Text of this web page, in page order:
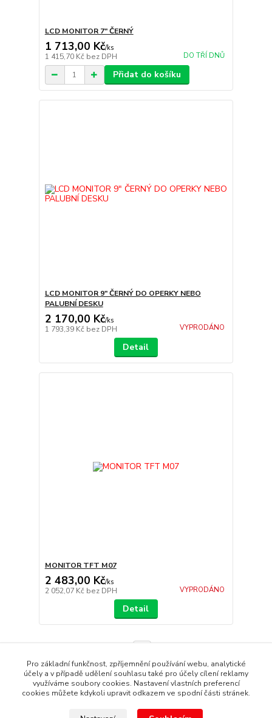
LCD MONITOR 7" ČERNÝ
1 713,00 Kč/ks
1 415,70 Kč bez DPH DO TŘÍ DNŮ
Přidat do košíku
LCD MONITOR 9" ČERNÝ DO OPERKY NEBO
PALUBNÍ DESKU
2 170,00 Kč/ks
1 793,39 Kč bez DPH VYPRODÁNO
Detail
MONITOR TFT M07
2 483,00 Kč/ks
2 052,07 Kč bez DPH VYPRODÁNO
Detail
Pro základní funkčnost, zpříjemnění používání webu, analytické
účely a v případě udělení souhlasu také pro účely cílení reklamy
využíváme soubory cookies. Nastavení vlastních preferencí
cookies můžete kdykoli upravit odkazem ve spodní části stránek.